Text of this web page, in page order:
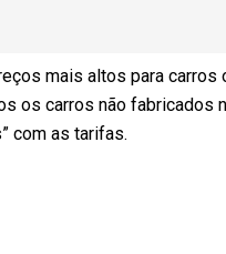
mais altos para
os carros não fabricados
com as tarifas.